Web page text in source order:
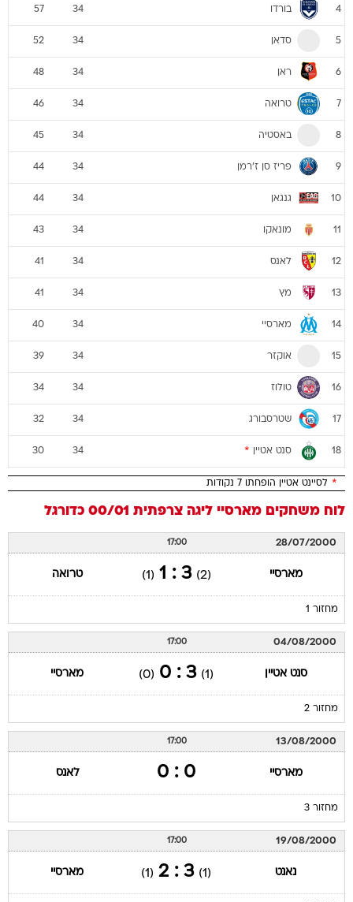
4 בורדו 34
57
5 סדאן 34
52
6 ראן 34
48
7 טרואה 34
46
8 באסטיה 34
45
9 פריז סן ז'רמן 34
44
10 גנגאן 34
44
11 מונאקו 34
43
12 לאנס 34
41
13 מץ 34
41
14 מארסיי 34
40
15 אוקזר 34
39
16 טולוז 34
34
17 שטרסבורג 34
32
18 סנט אטיין *
34
30
* לסיינט אטיין הופחתו 7 נקודות
לוח משחקים מארסיי ליגה צרפתית 00/01 כדורגל
28/07/2000
17:00
מארסיי (2)
3 : 1
(1) טרואה
מחזור 1
04/08/2000
17:00
סנט אטיין (1)
3 : 0
(0) מארסיי
מחזור 2
13/08/2000
17:00
מארסיי 0 : 0 לאנס
מחזור 3
19/08/2000
17:00
נאנט (1)
3 : 2
(1) מארסיי